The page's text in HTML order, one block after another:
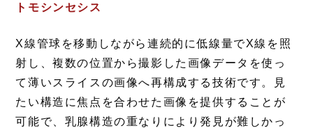
トモシンセシス
X線管球を移動しながら連続的に低線量でX線を照
射し、複数の位置から撮影した画像データを使っ
て薄いスライスの画像へ再構成する技術です。見
たい構造に焦点を合わせた画像を提供することが
可能で、乳腺構造の重なりにより発見が難しかっ